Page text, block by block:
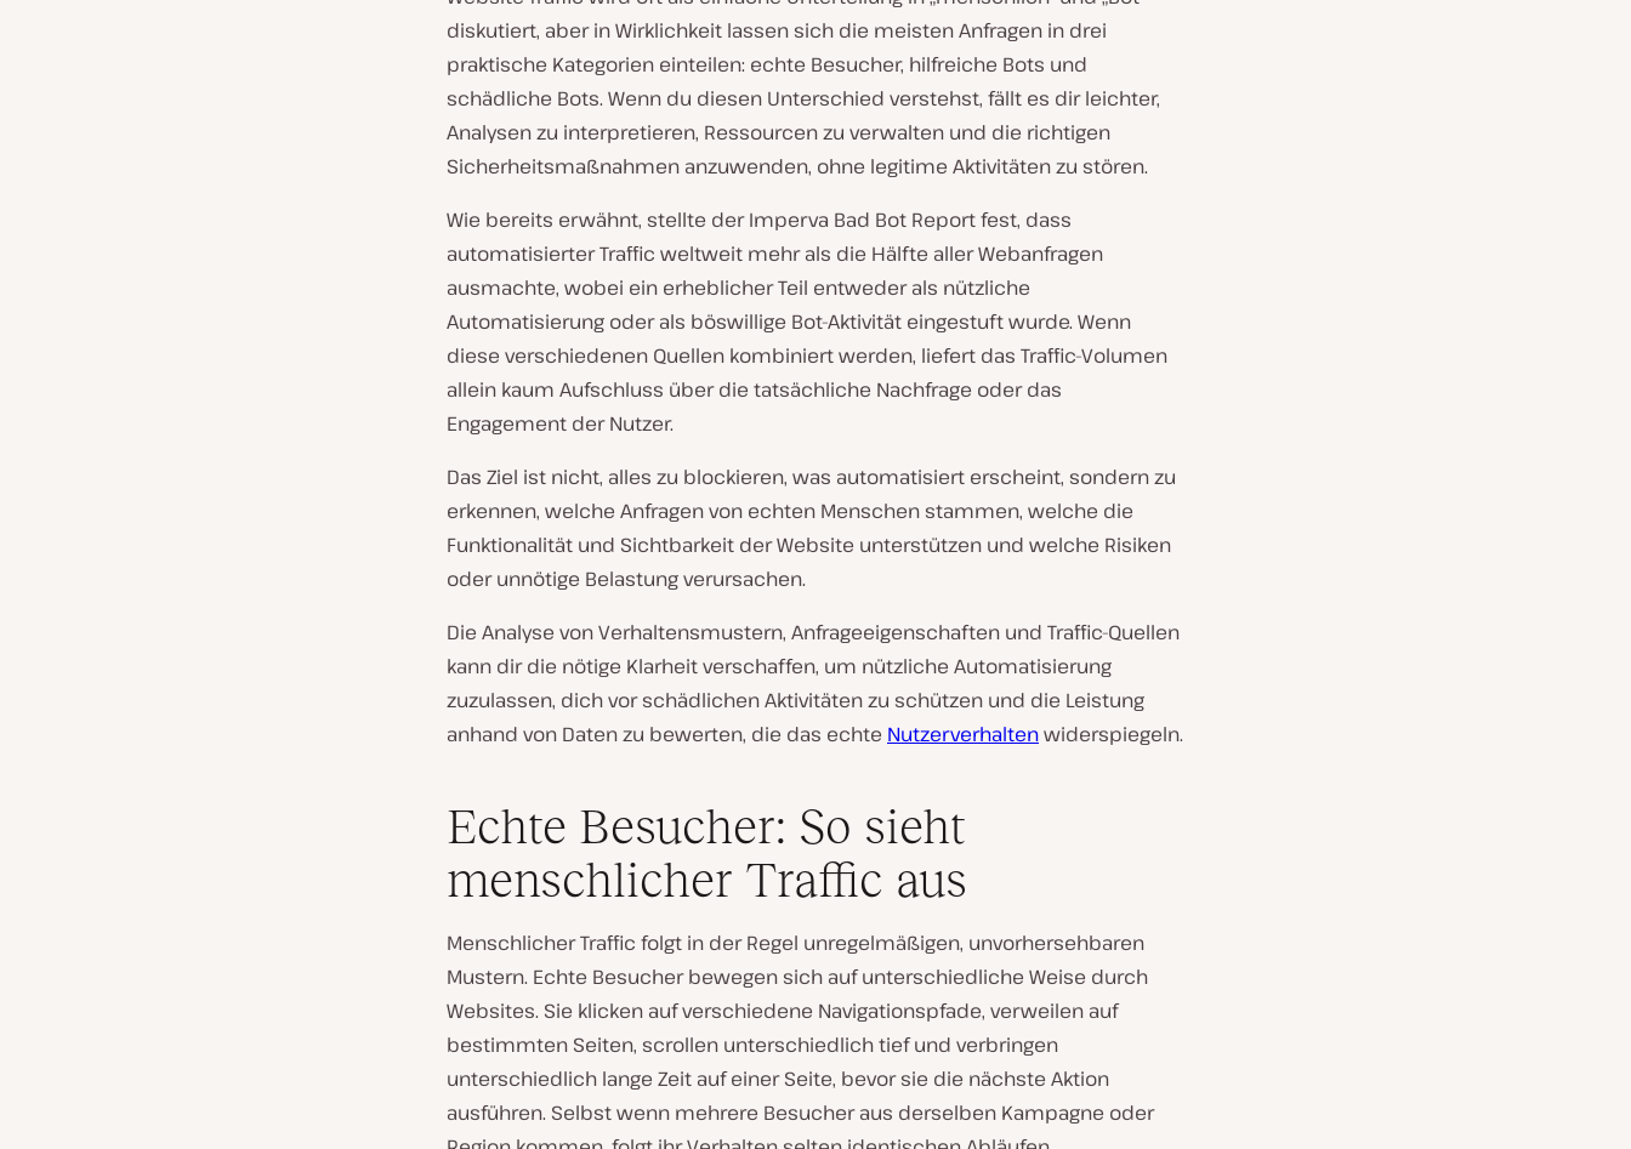
diskutiert, aber in Wirklichkeit lassen sich die meisten Anfragen in drei
praktische Kategorien einteilen: echte Besucher, hilfreiche Bots und
schädliche Bots. Wenn du diesen Unterschied verstehst, fällt es dir leichter,
Analysen zu interpretieren, Ressourcen zu verwalten und die richtigen
Sicherheitsmaßnahmen anzuwenden, ohne legitime Aktivitäten zu stören.
Wie bereits erwähnt, stellte der Imperva Bad Bot Report fest, dass
automatisierter Traffic weltweit mehr als die Hälfte aller Webanfragen
ausmachte, wobei ein erheblicher Teil entweder als nützliche
Automatisierung oder als böswillige Bot-Aktivität eingestuft wurde. Wenn
diese verschiedenen Quellen kombiniert werden, liefert das Traffic-Volumen
allein kaum Aufschluss über die tatsächliche Nachfrage oder das
Engagement der Nutzer.
Das Ziel ist nicht, alles zu blockieren, was automatisiert erscheint, sondern zu
erkennen, welche Anfragen von echten Menschen stammen, welche die
Funktionalität und Sichtbarkeit der Website unterstützen und welche Risiken
oder unnötige Belastung verursachen.
Die Analyse von Verhaltensmustern, Anfrageeigenschaften und Traffic-Quellen
kann dir die nötige Klarheit verschaffen, um nützliche Automatisierung
zuzulassen, dich vor schädlichen Aktivitäten zu schützen und die Leistung
anhand von Daten zu bewerten, die das echte Nutzerverhaltenwiderspiegeln.
Echte Besucher: So sieht
menschlicher Traffic aus
Menschlicher Traffic folgt in der Regel unregelmäßigen, unvorhersehbaren
Mustern. Echte Besucher bewegen sich auf unterschiedliche Weise durch
Websites. Sie klicken auf verschiedene Navigationspfade, verweilen auf
bestimmten Seiten, scrollen unterschiedlich tief und verbringen
unterschiedlich lange Zeit auf einer Seite, bevor sie die nächste Aktion
ausführen. Selbst wenn mehrere Besucher aus derselben Kampagne oder